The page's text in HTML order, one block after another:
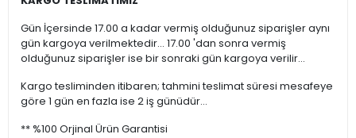
Gün İçersinde 17.00 a kadar vermiş olduğunuz siparişler aynı
gün kargoya verilmektedir... 17.00 'dan sonra vermiş
olduğunuz siparişler ise bir sonraki gün kargoya verilir...
Kargo tesliminden itibaren; tahmini teslimat süresi mesafeye
göre 1 gün en fazla ise 2 iş günüdür...
** %100 Orjinal Ürün Garantisi